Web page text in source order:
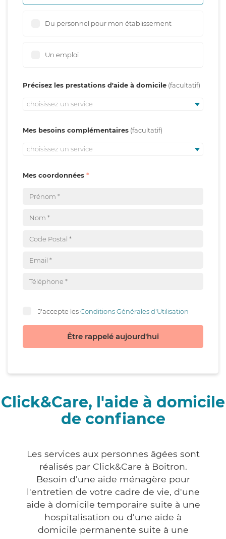
Du personnel pour mon établissement
Un emploi
Précisez les prestations d'aide à domicile
choisissez un service
Mes besoins complémentaires
choisissez un service
Mes coordonnées
J'accepte lesConditions Générales d'Utilisation
Être rappelé aujourd'hui
Click&Care, l'aide à domicile
de confiance
Les services aux personnes âgées sont
réalisés par Click&Care à Boitron.
Besoin d'une aide ménagère pour
l'entretien de votre cadre de vie, d'une
aide à domicile temporaire suite à une
hospitalisation ou d'une aide à
domicile permanente suite à une